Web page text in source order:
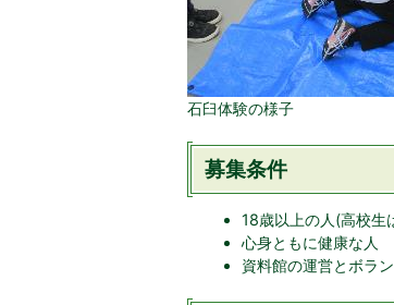
石臼体験の様子
募集条件
18歳以上の人(高校生
心身ともに健康な人
資料館の運営とボラ